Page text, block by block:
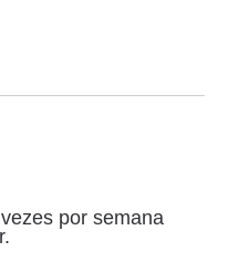
por semana